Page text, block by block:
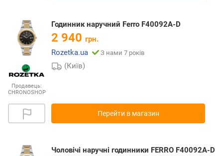
Продавець:
CHRONOSHOP
Годинник наручний Ferro F40092A-D
2 940 грн.
Rozetka.ua
З нами 7 років
(Київ)
Перейти в магазин
Чоловічі наручні годинники FERRO F40092A-D